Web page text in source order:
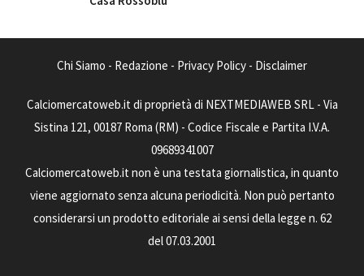
Chi Siamo - Redazione - Privacy Policy - Disclaimer
Calciomercatoweb.it di proprietà di NEXTMEDIAWEB SRL - Via
Sistina 121, 00187 Roma (RM) - Codice Fiscale e Partita I.V.A.
09689341007
Calciomercatoweb.it non è una testata giornalistica, in quanto
viene aggiornato senza alcuna periodicità. Non può pertanto
considerarsi un prodotto editoriale ai sensi della legge n. 62
del 07.03.2001